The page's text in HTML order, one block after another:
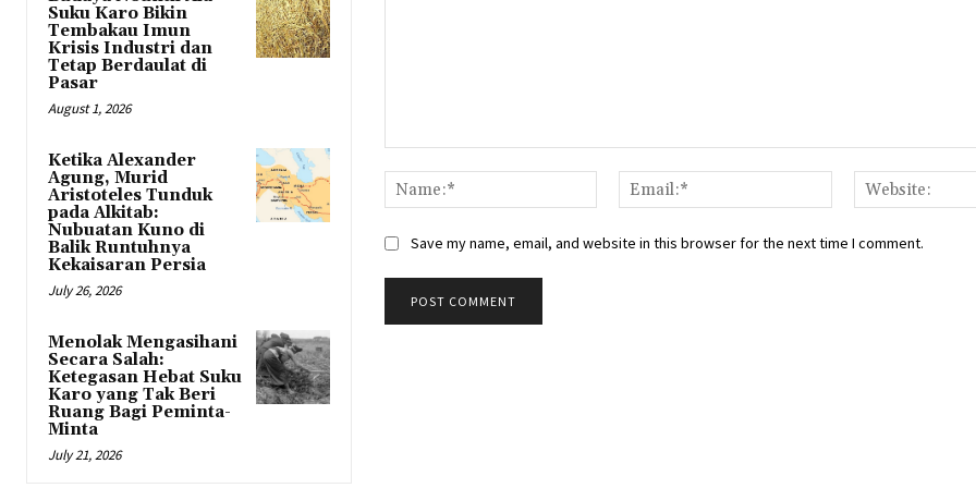
Suku Karo Bikin
Tembakau Imun
Krisis Industri dan
Tetap Berdaulat di
Pasar
August 1, 2026
Ketika Alexander
Agung, Murid
Aristoteles Tunduk
pada Alkitab:
Nubuatan Kuno di
Balik Runtuhnya
Kekaisaran Persia
July 26, 2026
Menolak Mengasihani
Secara Salah:
Ketegasan Hebat Suku
Karo yang Tak Beri
Ruang Bagi Peminta-
Minta
July 21, 2026
Name:*
Email:*
Save my name, email, and website in this browser for the next time I comment.